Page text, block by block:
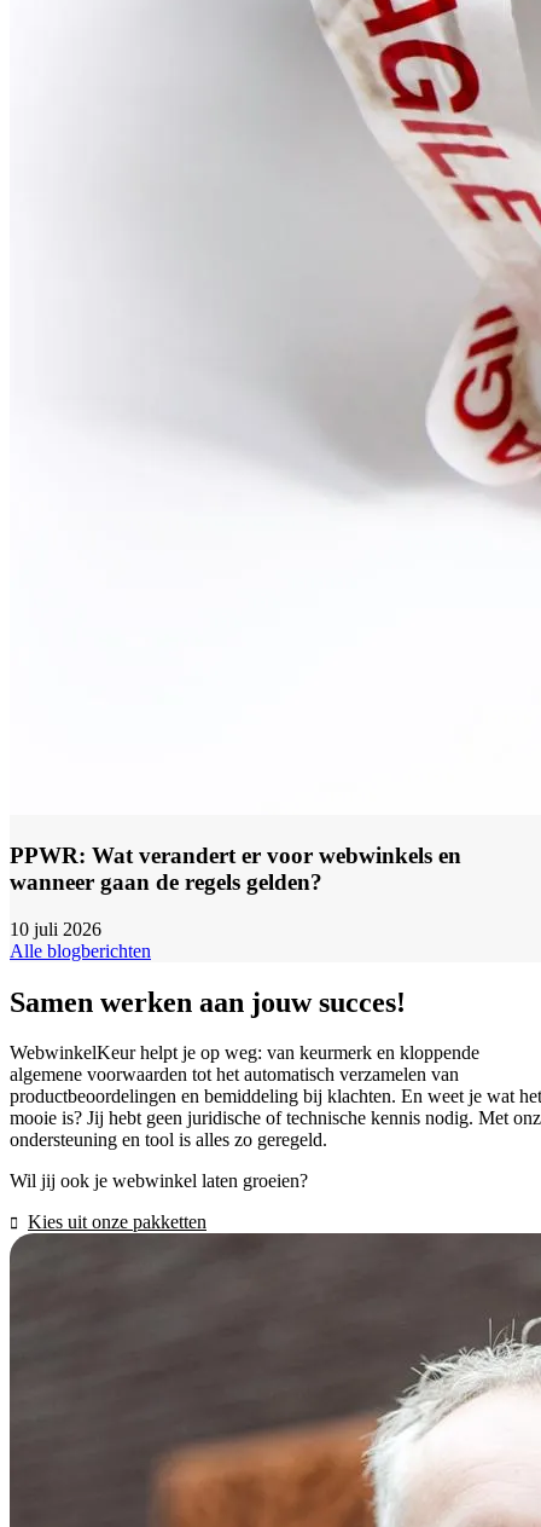
PPWR: Wat verandert er voor webwinkels en
wanneer gaan de regels gelden?
10 juli 2026
Alle blogberichten
Samen werken aan jouw succes!
WebwinkelKeur helpt je op weg: van keurmerk en kloppende
algemene voorwaarden tot het automatisch verzamelen van
productbeoordelingen en bemiddeling bij klachten. En weet je wat het
mooie is? Jij hebt geen juridische of technische kennis nodig. Met
ondersteuning en tool is alles zo geregeld.
Wil jij ook je webwinkel laten groeien?
Kies uit onze pakketten